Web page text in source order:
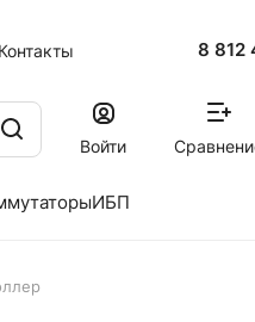
Контакты 8 812
Войти
ИБП